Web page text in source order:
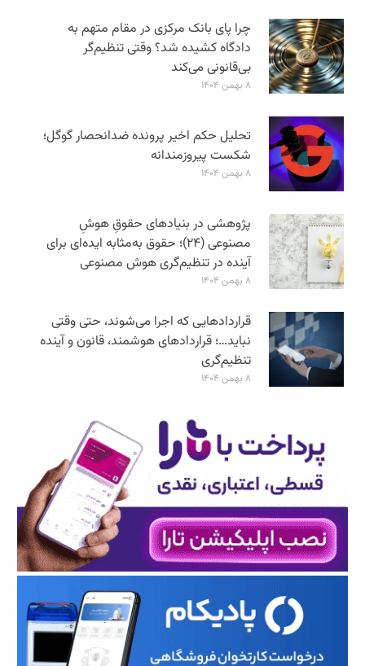
چرا پای بانک مرکزی در مقام متهم به
دادگاه کشیده شد؟ وقتی تنظیم‌گر
بی‌قانونی می‌کند
۸ بهمن ۱۴۰۴
تحلیل حکم اخیر پرونده ضدانحصار گوگل؛
شکست پیروزمندانه
۸ بهمن ۱۴۰۴
پژوهشی در بنیادهای حقوقِ هوشِ
مصنوعی (۲۴)؛ حقوق به‌مثابه ایده‌ای برای
آینده در تنظیم‌گری هوش مصنوعی
۸ بهمن ۱۴۰۴
قراردادهایی که اجرا می‌شوند، حتی وقتی
نباید…؛ قراردادهای هوشمند، قانون و آینده
تنظیم‌گری
۸ بهمن ۱۴۰۴